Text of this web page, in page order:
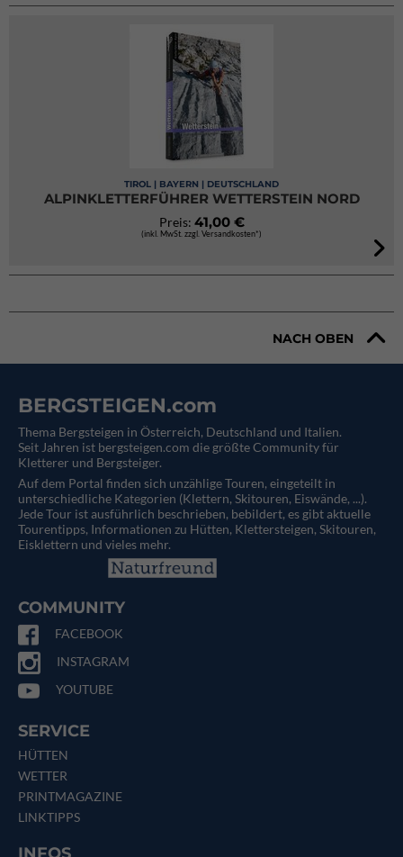
TIROL | BAYERN | DEUTSCHLAND
ALPINKLETTERFÜHRER WETTERSTEIN NORD
Preis: 41,00 €
(inkl. MwSt. zzgl. Versandkosten*)
NACH OBEN
BERGSTEIGEN.com
Thema Bergsteigen in Österreich, Deutschland und Italien.
Seit Jahren ist bergsteigen.com die größte Community für
Kletterer und Bergsteiger.
Auf dem Portal finden sich unzählige Touren, eingeteilt in
unterschiedliche Kategorien (Klettern, Skitouren, Eiswände, ...).
Jede Tour ist ausführlich beschrieben, bebildert, es gibt aktuelle
Tourentipps, Informationen zu Hütten, Klettersteigen, Skitouren,
Eisklettern und vieles mehr.
COMMUNITY
FACEBOOK
INSTAGRAM
YOUTUBE
SERVICE
HÜTTEN
WETTER
PRINTMAGAZINE
LINKTIPPS